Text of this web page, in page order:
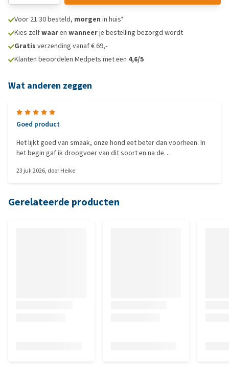
Voor 21:30 besteld, morgen in huis*
Kies zelfwaaren wanneerje bestelling bezorgd wordt
Gratis verzending vanaf € 69,-
Klanten beoordelen Medpets met een 4,6/5
Wat anderen zeggen
Goed product
Het lijkt goed van smaak, onze hond eet beter dan voorheen. In
het begin gaf ik droogvoer van dit soort en na de
23 juli 2026, doorHeike
Gerelateerde producten